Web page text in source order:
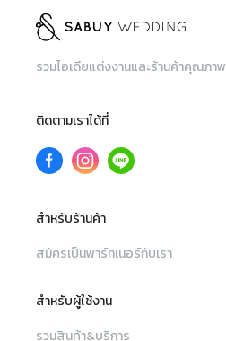
รวมไอเดียแต่งงานและร้านค้าคุณภาพ
ติดตามเราได้ที่
สำหรับร้านค้า
สมัครเป็นพาร์ทเนอร์กับเรา
สำหรับผู้ใช้งาน
รวมสินค้า&บริการ